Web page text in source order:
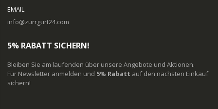
EMAIL
info@zurrgurt24.com
5% RABATT SICHERN!
Bleiben Sie am laufenden über unsere Angebote und Aktionen.
Für Newsletter anmelden und 5% Rabatt auf den nächsten Einkauf
sichern!